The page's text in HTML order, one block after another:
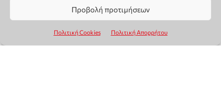
Προβολή προτιμήσεων
Πολιτική Cookies Πολιτική Απορρήτου